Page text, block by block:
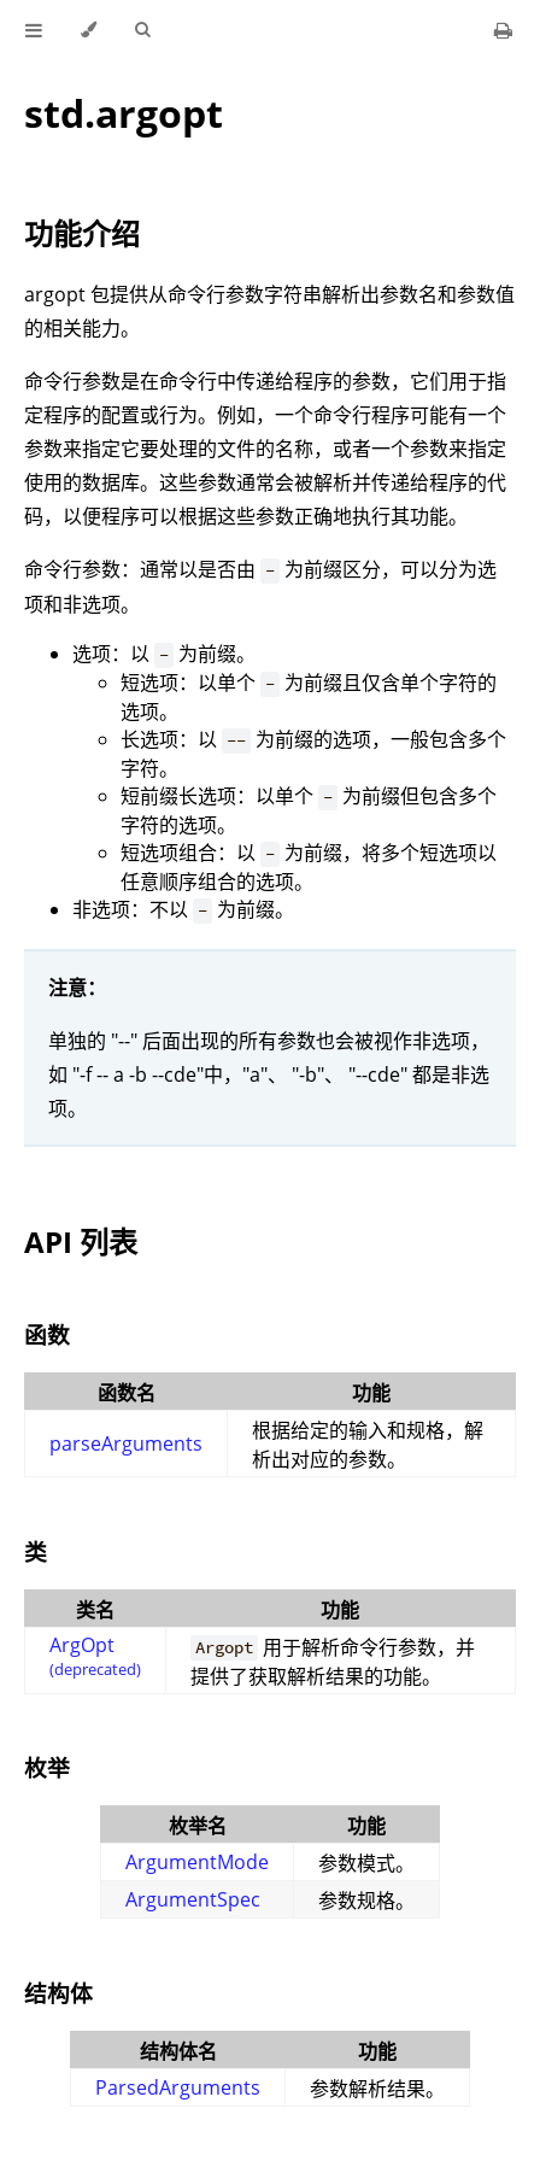
std.argopt
功能介绍
argopt 包提供从命令行参数字符串解析出参数名和参数值
的相关能力。
命令行参数是在命令行中传递给程序的参数，它们用于指
定程序的配置或行为。例如，一个命令行程序可能有一个
参数来指定它要处理的文件的名称，或者一个参数来指定
使用的数据库。这些参数通常会被解析并传递给程序的代
码，以便程序可以根据这些参数正确地执行其功能。
命令行参数：通常以是否由 - 为前缀区分，可以分为选
项和非选项。
选项：以 - 为前缀。
短选项：以单个 - 为前缀且仅含单个字符的
选项。
长选项：以 -- 为前缀的选项，一般包含多个
字符。
短前缀长选项：以单个 - 为前缀但包含多个
字符的选项。
短选项组合：以 - 为前缀，将多个短选项以
任意顺序组合的选项。
非选项：不以 - 为前缀。
注意：
单独的 "--" 后面出现的所有参数也会被视作非选项，
如 "-f -- a -b --cde"中，"a"、 "-b"、 "--cde" 都是非选
项。
API 列表
函数
函数名
功能
parseArguments
根据给定的输入和规格，解
析出对应的参数。
类
类名
功能
ArgOpt
(deprecated)
Argopt 用于解析命令行参数，并
提供了获取解析结果的功能。
枚举
枚举名
功能
ArgumentMode
参数模式。
ArgumentSpec
参数规格。
结构体
结构体名
功能
ParsedArguments
参数解析结果。